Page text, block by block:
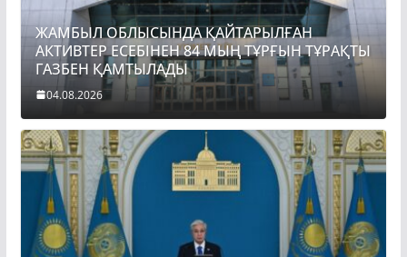
ЖАМБЫЛ ОБЛЫСЫНДА ҚАЙТАРЫЛҒАН
АКТИВТЕР ЕСЕБІНЕН 84 МЫҢ ТҰРҒЫН ТҰРАҚТЫ
ГАЗБЕН ҚАМТЫЛАДЫ
04.08.2026